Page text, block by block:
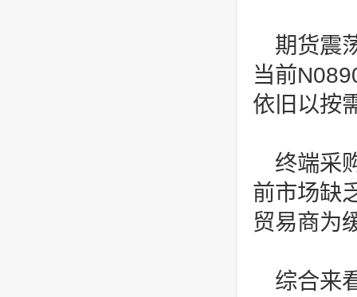
期货震
当前
依旧以按
终端采
前市场缺
贸易商为
综合来